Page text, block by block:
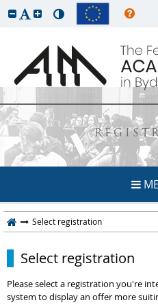
Select registration
Select registration
Please select a registration you're
system to display an offer more